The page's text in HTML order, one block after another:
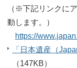
（※下記リンクに
動します。）
https://
「日本遺産（
（147KB）